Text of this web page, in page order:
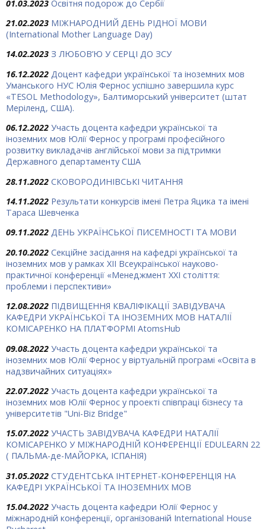
01.03.2023 Освітня подорож до Сербії
21.02.2023 МІЖНАРОДНИЙ ДЕНЬ РІДНОЇ МОВИ
(International Mother Language Day)
14.02.2023 З ЛЮБОВ’Ю У СЕРЦІ ДО ЗСУ
16.12.2022 Доцент кафедри української та іноземних мов
Уманського НУС Юлія Фернос успішно завершила курс
«TESOL Methodology», Балтиморський університет (штат
Меріленд, США).
06.12.2022 Участь доцента кафедри української та
іноземних мов Юлії Фернос у програмі професійного
розвитку викладачів англійської мови за підтримки
Державного департаменту США
28.11.2022 СКОВОРОДИНІВСЬКІ ЧИТАННЯ
14.11.2022 Результати конкурсів імені Петра Яцика та імені
Тараса Шевченка
09.11.2022 ДЕНЬ УКРАЇНСЬКОЇ ПИСЕМНОСТІ ТА МОВИ
20.10.2022 Секційне засідання на кафедрі української та
іноземних мов у рамках XII Всеукраїнської науково-
практичної конференції «Менеджмент ХХІ століття:
проблеми і перспективи»
12.08.2022 ПІДВИЩЕННЯ КВАЛІФІКАЦІЇ ЗАВІДУВАЧА
КАФЕДРИ УКРАЇНСЬКОЇ ТА ІНОЗЕМНИХ МОВ НАТАЛІЇ
КОМІСАРЕНКО НА ПЛАТФОРМІ AtomsHub
09.08.2022 Участь доцента кафедри української та
іноземних мов Юлії Фернос у віртуальній програмі «Освіта в
надзвичайних ситуаціях»
22.07.2022 Участь доцента кафедри української та
іноземних мов Юлії Фернос у проекті співпраці бізнесу та
університетів "Uni-Biz Bridge"
15.07.2022 УЧАСТЬ ЗАВІДУВАЧА КАФЕДРИ НАТАЛІЇ
КОМІСАРЕНКО У МІЖНАРОДНІЙ КОНФЕРЕНЦІЇ EDULEARN 22
( ПАЛЬМА-де-МАЙОРКА, ІСПАНІЯ)
31.05.2022 СТУДЕНТСЬКА ІНТЕРНЕТ-КОНФЕРЕНЦІЯ НА
КАФЕДРІ УКРАЇНСЬКОЇ ТА ІНОЗЕМНИХ МОВ
15.04.2022 Участь доцента кафедри Юлії Фернос у
міжнародній конференції, організованій International House